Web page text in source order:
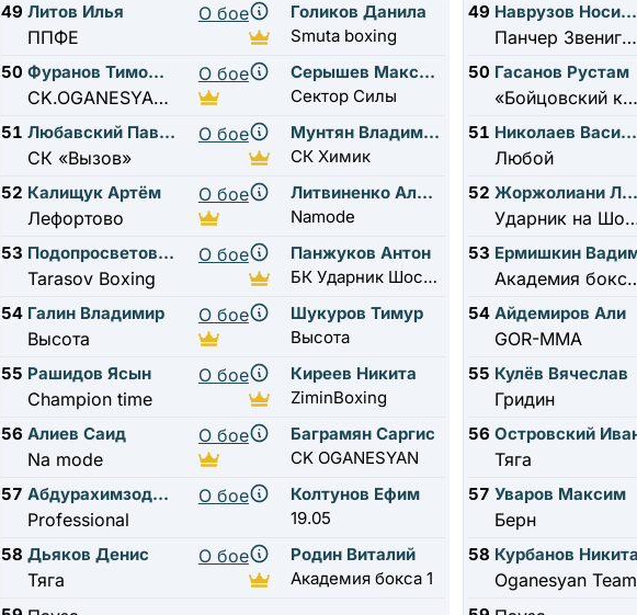
49 Литов Илья
ППФЕ
О бое
Голиков Данила
Smuta boxing
50
Фуранов Тимофей
CK.OGANESYAN.TEAM
О бое
Серышев Максим
Сектор Силы
51
Любавский Павел
СК «Вызов»
О бое
Мунтян Владимир
СК Химик
52 Калищук Артём
Лефортово
О бое
Литвиненко Александр
Namode
53
Подопросветов Юрий
Tarasov Boxing
О бое
Панжуков Антон
БК Ударник Шоссе Энтузиастов
54 Галин Владимир
Высота
О бое
Шукуров Тимур
Высота
55 Рашидов Ясын
Champion time
О бое
Киреев Никита
ZiminBoxing
56 Алиев Саид
Na mode
О бое
Баграмян Саргис
CK OGANESYAN
57
Абдурахимзода Ибрагим
Professional
О бое
Колтунов Ефим
19.05
58 Дьяков Денис
Тяга
О бое
Родин Виталий
Академия бокса 1
49
Наврузов Носирджон
Панчер Звенигород
50 Гасанов Рустам
«Бойцовский клуб Высота»
51
Николаев Василий
Любой
52
Жоржолиани Леонардо
Ударник на Шоссе
53 Ермишкин
Академия
54 Айдемиров Али
GOR-MMA
55 Кулёв Вячеслав
Гридин
56 Островский
Тяга
57 Уваров Максим
Берн
58 Курбанов Никита
Oganesyan Team